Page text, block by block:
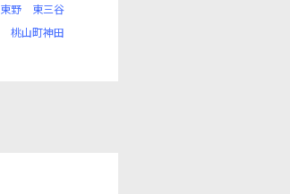
東野
東三谷
桃山町神田